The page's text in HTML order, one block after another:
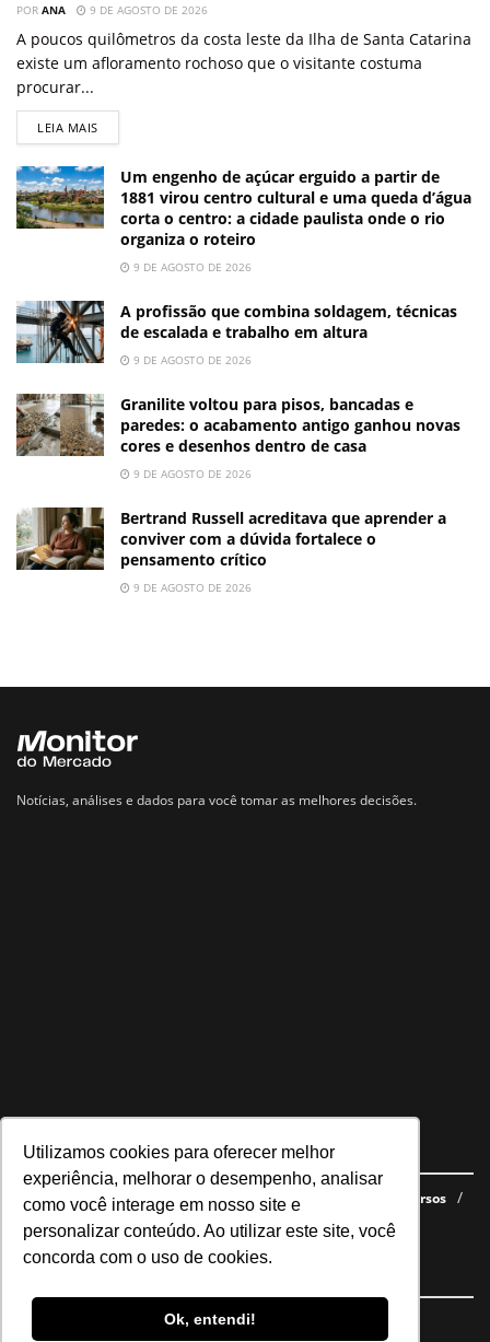
Utilizamos cookies para oferecer melhor
experiência, melhorar o desempenho, analisar
como você interage em nosso site e
personalizar conteúdo. Ao utilizar este site, você
concorda com o uso de cookies.
Ok, entendi!
POR ANA 9 DE AGOSTO DE 2026
A poucos quilômetros da costa leste da Ilha de Santa Catarina
existe um afloramento rochoso que o visitante costuma
procurar...
LEIA MAIS
Um engenho de açúcar erguido a partir de
1881 virou centro cultural e uma queda d’água
corta o centro: a cidade paulista onde o rio
organiza o roteiro
9 DE AGOSTO DE 2026
A profissão que combina soldagem, técnicas
de escalada e trabalho em altura
9 DE AGOSTO DE 2026
Granilite voltou para pisos, bancadas e
paredes: o acabamento antigo ganhou novas
cores e desenhos dentro de casa
9 DE AGOSTO DE 2026
Bertrand Russell acreditava que aprender a
conviver com a dúvida fortalece o
pensamento crítico
9 DE AGOSTO DE 2026
Notícias, análises e dados para você tomar as melhores decisões.
Navegue no site
Últimas notícias Quem somos E-books gratuitos
Cursos
Política de privacidade